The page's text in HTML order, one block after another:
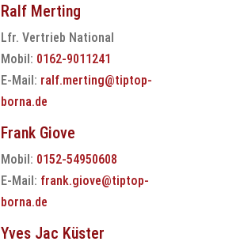
Ralf Merting
Lfr. Vertrieb National
Mobil: 0162-9011241
E-Mail: ralf.merting@tiptop-
borna.de
Frank Giove
Mobil: 0152-54950608
E-Mail: frank.giove@tiptop-
borna.de
Yves Jac Küster